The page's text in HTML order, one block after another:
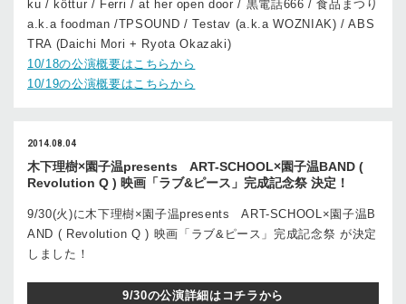
ku / köttur / Ferri / at her open door / 黒電話666 / 食品まつり
a.k.a foodman /TPSOUND / Testav (a.k.a WOZNIAK) / ABS
TRA (Daichi Mori + Ryota Okazaki)
10/18の公演概要はこちらから
10/19の公演概要はこちらから
2014.08.04
木下理樹×園子温presents ART-SCHOOL×園子温BAND (
Revolution Q ) 映画「ラブ&ピース」完成記念祭 決定！
9/30(火)に木下理樹×園子温presents ART-SCHOOL×園子温B
AND ( Revolution Q ) 映画「ラブ&ピース」完成記念祭 が決定
しました！
9/30の公演詳細はコチラから